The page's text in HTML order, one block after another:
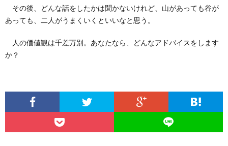
その後、どんな話をしたかは聞かないけれど、山があっても谷が
あっても、二人がうまくいくといいなと思う。
人の価値観は千差万別。あなたなら、どんなアドバイスをします
か？